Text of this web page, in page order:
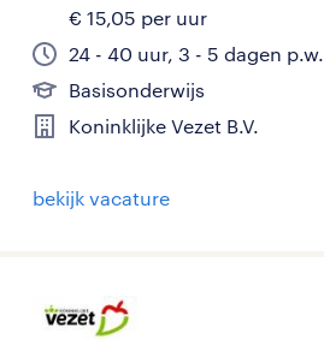
€ 15,05 per uur
24 - 40 uur, 3 - 5 dagen p.w.
Basisonderwijs
Koninklijke Vezet B.V.
bekijk vacature